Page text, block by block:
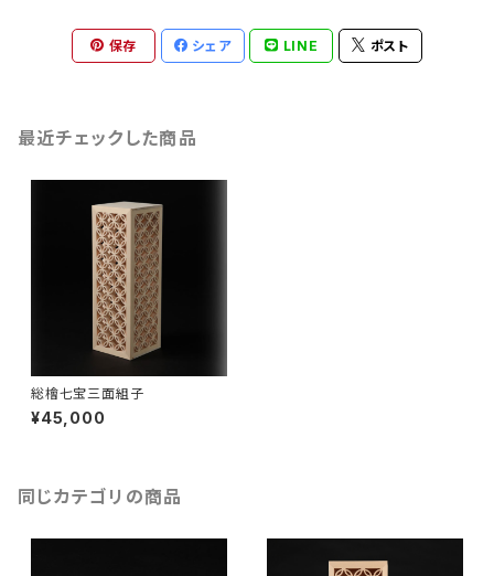
保存 シェア LINE ポスト
最近チェックした商品
総檜七宝三面組子
¥45,000
同じカテゴリの商品